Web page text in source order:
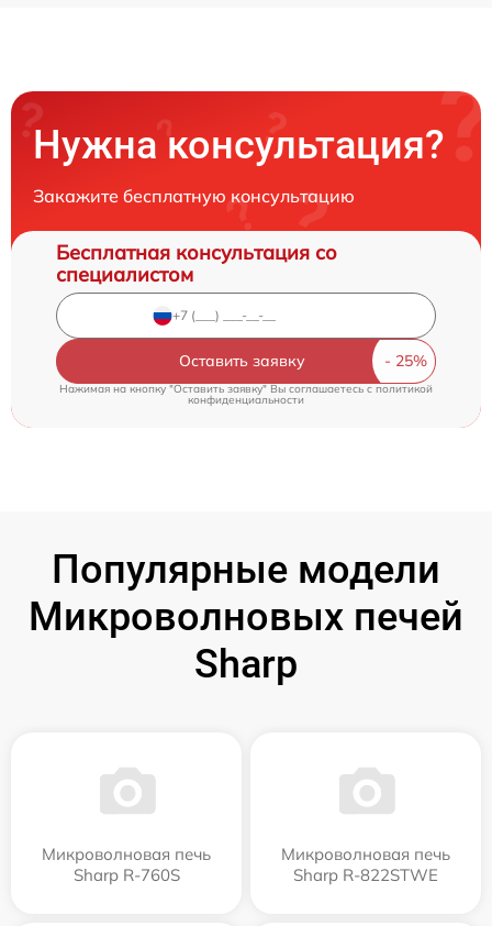
Нужна консультация?
Закажите бесплатную консультацию
Бесплатная консультация со
специалистом
Оставить заявку
Нажимая на кнопку "Оставить заявку" Вы соглашаетесь cполитикой
конфиденциальности
Популярные модели
Микроволновых печей
Sharp
Микроволновая печь
Sharp R-760S
Микроволновая печь
Sharp R-822STWE